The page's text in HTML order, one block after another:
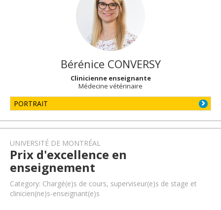
Bérénice CONVERSY
Clinicienne enseignante
Médecine vétérinaire
PORTRAIT
UNIVERSITÉ DE MONTRÉAL
Prix d'excellence en
enseignement
Category: Chargé(e)s de cours, superviseur(e)s de stage et
clinicien(ne)s-enseignant(e)s